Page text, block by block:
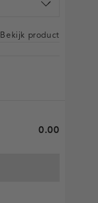
Bekijk product
0.00